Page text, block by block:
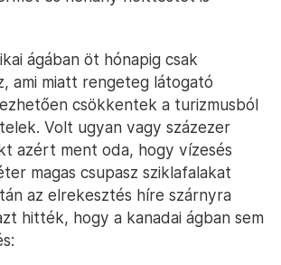
ágában öt hónapig csak
ami miatt rengeteg látogató
csökkentek a turizmusból
Volt ugyan vagy százezer
azért ment oda, hogy vízesés
magas csupasz sziklafalakat
az elrekesztés híre szárnyra
hitték, hogy a kanadai ágban sem